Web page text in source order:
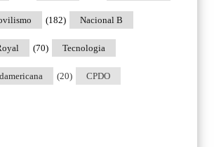
Nacional B
(182)
Tecnologia
(70)
CPDO
(20)